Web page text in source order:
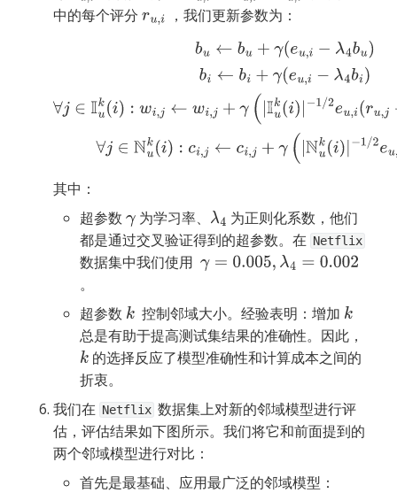
中的每个评分 ru,i ，我们更新参数为：
bi←bi +γ( eu i−λ4bi ∀j ∈Iuk(
k(i) |−1 /2 eu, i(ru,j−bu, j)
−λ 4 w j+γ(| Nu (i )|
− 1 eu,i− λ ci j)
其中：
超参数 γ 为学习率、 λ4 为正则化系数，他们
都是通过交叉验证得到的超参数。在 Netflix
数据集中我们使用 γ= 0.005,λ4= 0.002
。
超参数 k
  控制邻域大小。经验表明：增加
k
总是有助于提高测试集结果的准确性。因此，
k 的选择反应了模型准确性和计算成本之间的
折衷。
我们在 Netflix 数据集上对新的邻域模型进行评
估，评估结果如下图所示。我们将它和前面提到的
两个邻域模型进行对比：
首先是最基础、应用最广泛的邻域模型：